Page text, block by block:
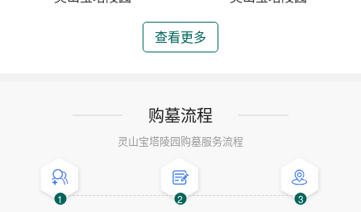
查看更多
购墓流程
灵山宝塔陵园购墓服务流程
1 2 3